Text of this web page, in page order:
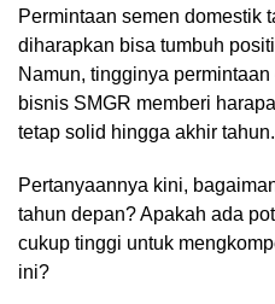
Permintaan semen domestik
diharapkan bisa tumbuh
Namun, tingginya
bisnis SMGR memberi
tetap solid hingga akhir tahun.
Pertanyaannya kini,
tahun depan? Apakah ada
cukup tinggi untuk
ini?